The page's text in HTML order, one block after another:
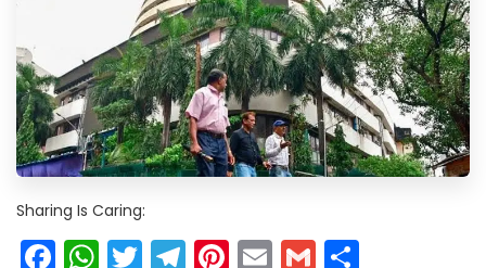
Sharing Is Caring:
Facebook
WhatsApp
Twitter
Telegram
Pinterest
EmailGmail